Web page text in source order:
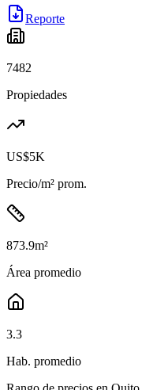
Reporte
7482
Propiedades
US$5K
Precio/m² prom.
873.9m²
Área promedio
3.3
Hab. promedio